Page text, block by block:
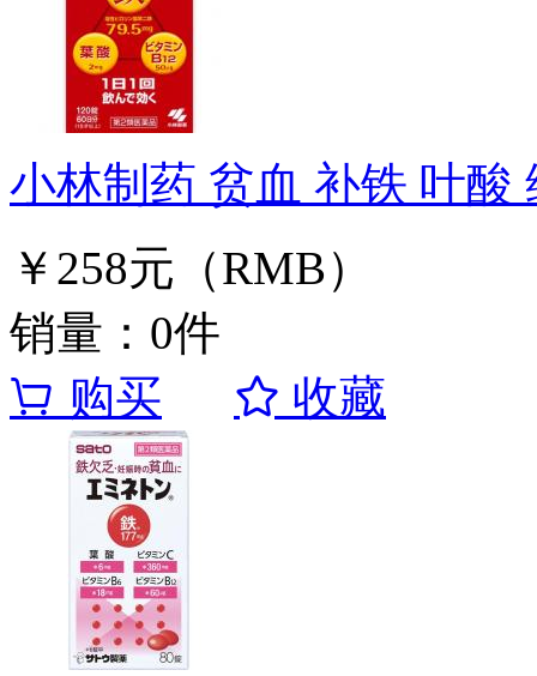
小林制药 贫血 补铁 叶酸
￥258元（RMB）
销量：0件
购买
收藏